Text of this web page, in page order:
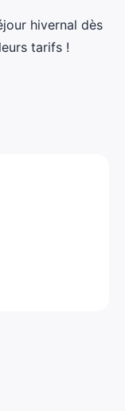
hivernal dès
tarifs !